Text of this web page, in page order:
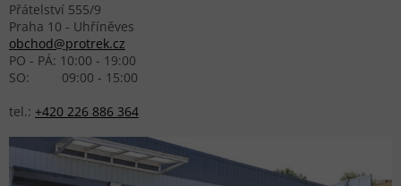
Přátelství 555/9
Praha 10 - Uhříněves
obchod@protrek.cz
PO - PÁ: 10:00 - 19:00
SO: 09:00 - 15:00
tel.: +420 226 886 364